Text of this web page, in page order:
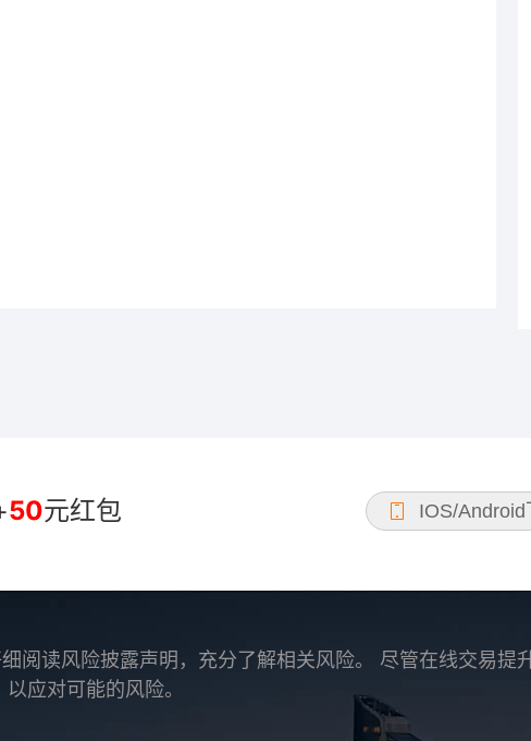
50元红包 IOS/Android
阅读风险披露声明，充分了解相关风险。 尽管在线交易提
应对可能的风险。